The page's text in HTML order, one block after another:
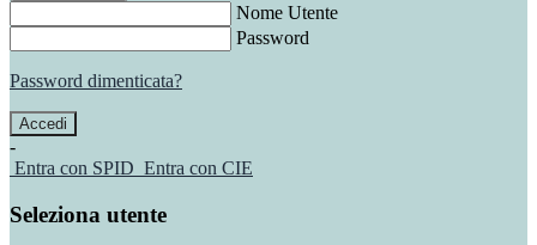
Nome Utente
Password
Password dimenticata?
-
Entra con SPID Entra con CIE
Seleziona utente